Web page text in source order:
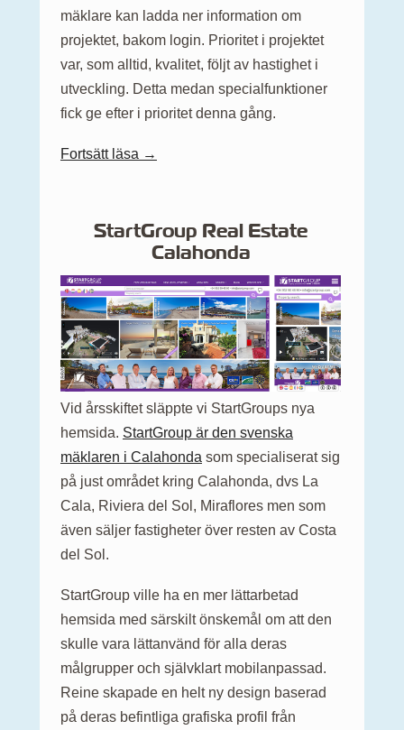
mäklare kan ladda ner information om
projektet, bakom login. Prioritet i projektet
var, som alltid, kvalitet, följt av hastighet i
utveckling. Detta medan specialfunktioner
fick ge efter i prioritet denna gång.
Fortsätt läsa →
StartGroup Real Estate
Calahonda
Vid årsskiftet släppte vi StartGroups nya
hemsida. StartGroup är den svenska
mäklaren i Calahonda som specialiserat sig
på just området kring Calahonda, dvs La
Cala, Riviera del Sol, Miraflores men som
även säljer fastigheter över resten av Costa
del Sol.
StartGroup ville ha en mer lättarbetad
hemsida med särskilt önskemål om att den
skulle vara lättanvänd för alla deras
målgrupper och självklart mobilanpassad.
Reine skapade en helt ny design baserad
på deras befintliga grafiska profil från